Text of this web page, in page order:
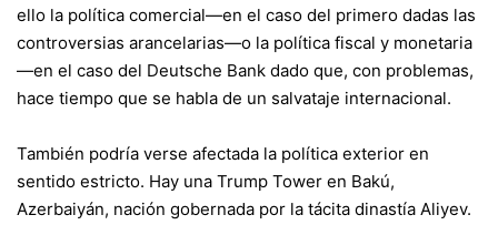
ello la política comercial—en el caso del primero dadas las
controversias arancelarias—o la política fiscal y monetaria
—en el caso del Deutsche Bank dado que, con problemas,
hace tiempo que se habla de un salvataje internacional.
También podría verse afectada la política exterior en
sentido estricto. Hay una Trump Tower en Bakú,
Azerbaiyán, nación gobernada por la tácita dinastía Aliyev.